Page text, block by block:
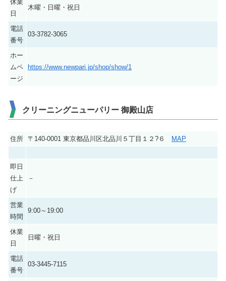
休業
日
木曜・日曜・祝日
電話
番号
03-3782-3065
ホー
ムペ
ージ
https://www.newpari.jp/shop/show/1
クリーニングニューパリー 御殿山店
住所 〒140-0001 東京都品川区北品川５丁目１２?６ MAP
即日
仕上
げ
－
営業
時間
9:00～19:00
休業
日
日曜・祝日
電話
番号
03-3445-7115